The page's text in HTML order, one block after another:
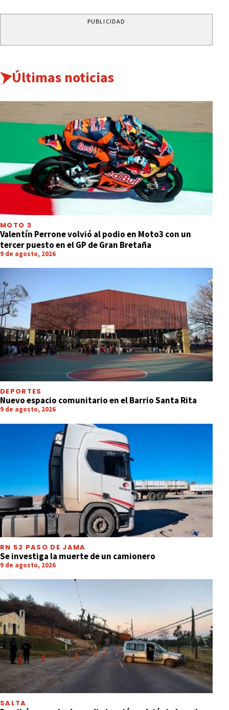
PUBLICIDAD
Últimas noticias
MOTO 3
Valentín Perrone volvió al podio en Moto3 con un
tercer puesto en el GP de Gran Bretaña
9 de agosto, 2026
DEPORTES
Nuevo espacio comunitario en el Barrio Santa Rita
9 de agosto, 2026
RN 52 PASO DE JAMA
Se investiga la muerte de un camionero
9 de agosto, 2026
SALTA